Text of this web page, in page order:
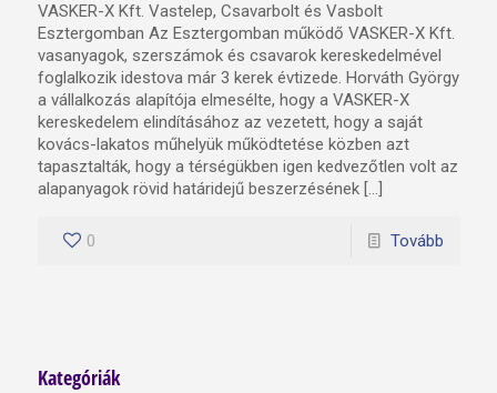
VASKER-X Kft. Vastelep, Csavarbolt és Vasbolt
Esztergomban Az Esztergomban működő VASKER-X Kft.
vasanyagok, szerszámok és csavarok kereskedelmével
foglalkozik idestova már 3 kerek évtizede. Horváth György
a vállalkozás alapítója elmesélte, hogy a VASKER-X
kereskedelem elindításához az vezetett, hogy a saját
kovács-lakatos műhelyük működtetése közben azt
tapasztalták, hogy a térségükben igen kedvezőtlen volt az
alapanyagok rövid határidejű beszerzésének […]
0 Tovább
Kategóriák